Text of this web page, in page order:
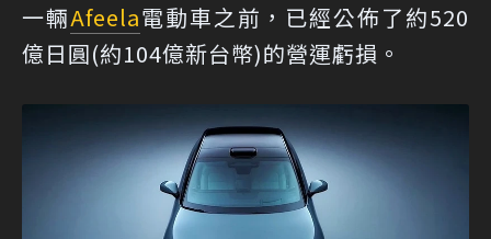
一輛Afeela電動車之前，已經公佈了約520
億日圓(約104億新台幣)的營運虧損。